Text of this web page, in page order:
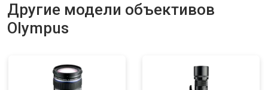
Другие модели объективов
Olympus